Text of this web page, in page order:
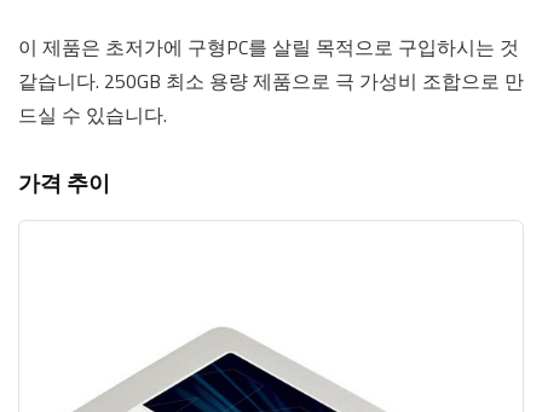
이 제품은 초저가에 구형PC를 살릴 목적으로 구입하시는 것
같습니다. 250GB 최소 용량 제품으로 극 가성비 조합으로 만
드실 수 있습니다.
가격 추이